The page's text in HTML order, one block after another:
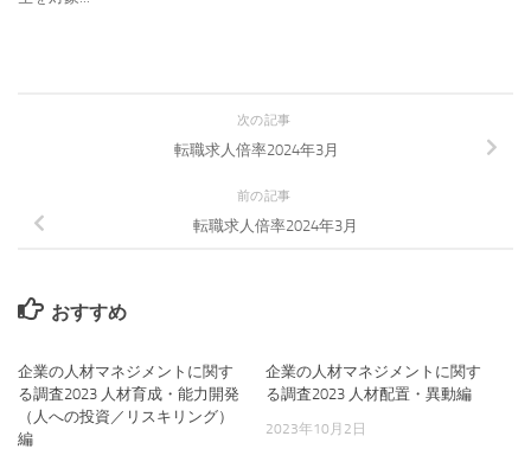
次の記事
転職求人倍率2024年3月
前の記事
転職求人倍率2024年3月
おすすめ
企業の人材マネジメントに関す
る調査2023 人材育成・能力開発
（人への投資／リスキリング）
編
企業の人材マネジメントに関す
る調査2023 人材配置・異動編
2023年10月2日